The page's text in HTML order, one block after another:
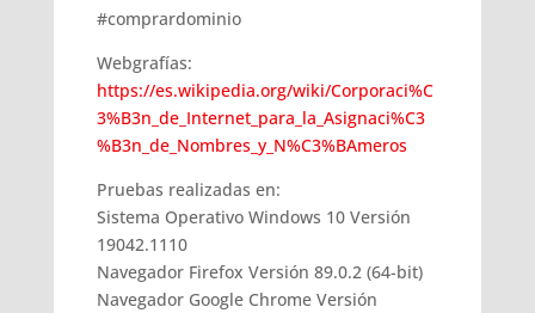
#comprardominio
Webgrafías:
https://es.wikipedia.org/wiki/Corporaci%C
3%B3n_de_Internet_para_la_Asignaci%C3
%B3n_de_Nombres_y_N%C3%BAmeros
Pruebas realizadas en:
Sistema Operativo Windows 10 Versión
19042.1110
Navegador Firefox Versión 89.0.2 (64-bit)
Navegador Google Chrome Versión